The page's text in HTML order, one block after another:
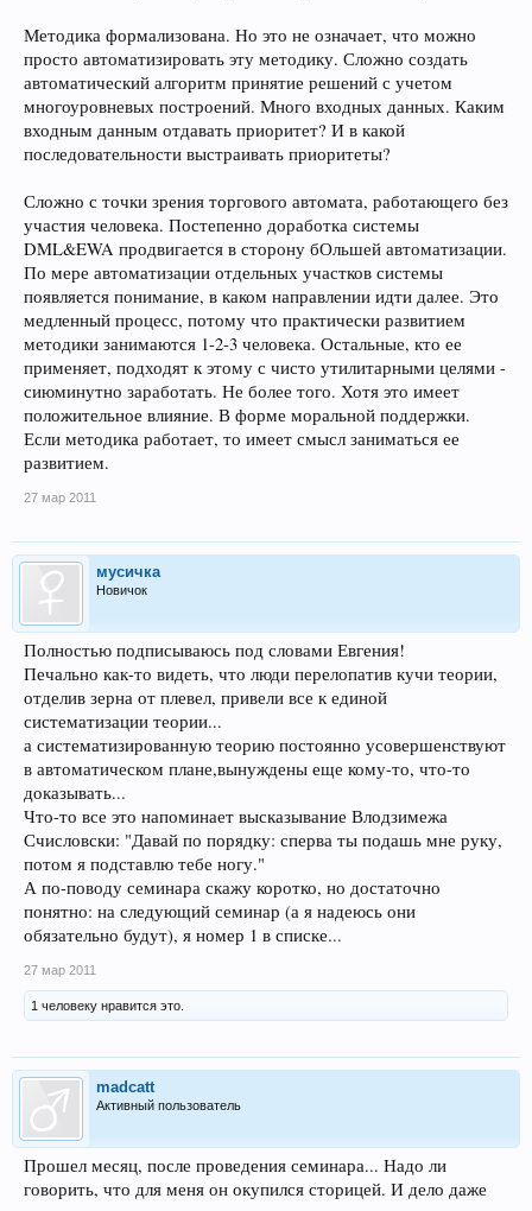
Методика формализована. Но это не означает, что можно
просто автоматизировать эту методику. Сложно создать
автоматический алгоритм принятие решений с учетом
многоуровневых построений. Много входных данных. Каким
входным данным отдавать приоритет? И в какой
последовательности выстраивать приоритеты?
Сложно с точки зрения торгового автомата, работающего без
участия человека. Постепенно доработка системы
DML&EWA продвигается в сторону бОльшей автоматизации.
По мере автоматизации отдельных участков системы
появляется понимание, в каком направлении идти далее. Это
медленный процесс, потому что практически развитием
методики занимаются 1-2-3 человека. Остальные, кто ее
применяет, подходят к этому с чисто утилитарными целями -
сиюминутно заработать. Не более того. Хотя это имеет
положительное влияние. В форме моральной поддержки.
Если методика работает, то имеет смысл заниматься ее
развитием.
27 мар 2011
мусичка
Новичок
Полностью подписываюсь под словами Евгения!
Печально как-то видеть, что люди перелопатив кучи теории,
отделив зерна от плевел, привели все к единой
систематизации теории...
а систематизированную теорию постоянно усовершенствуют
в автоматическом плане,вынуждены еще кому-то, что-то
доказывать...
Что-то все это напоминает высказывание Влодзимежа
Счисловски: "Давай по порядку: сперва ты подашь мне руку,
потом я подставлю тебе ногу."
А по-поводу семинара скажу коротко, но достаточно
понятно: на следующий семинар (а я надеюсь они
обязательно будут), я номер 1 в списке...
27 мар 2011
1 человеку нравится это.
madcatt
Активный пользователь
Прошел месяц, после проведения семинара... Надо ли
говорить, что для меня он окупился сторицей. И дело даже